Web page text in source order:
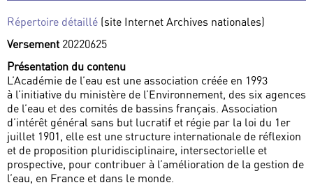
Répertoire détaillé (site Internet Archives nationales)
Versement20220625
Présentation du contenu
L’Académie de l’eau est une association créée en 1993
à l’initiative du ministère de l’Environnement, des six agences
de l’eau et des comités de bassins français. Association
d’intérêt général sans but lucratif et régie par la loi du 1er
juillet 1901, elle est une structure internationale de réflexion
et de proposition pluridisciplinaire, intersectorielle et
prospective, pour contribuer à l’amélioration de la gestion de
l’eau, en France et dans le monde.